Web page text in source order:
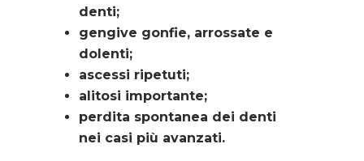
denti;
gengive gonfie, arrossate e
dolenti;
ascessi ripetuti;
alitosi importante;
perdita spontanea dei denti
nei casi più avanzati.